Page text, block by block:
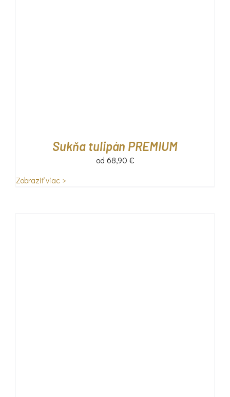
Sukňa tulipán PREMIUM
od 68,90 €
Zobraziť viac >